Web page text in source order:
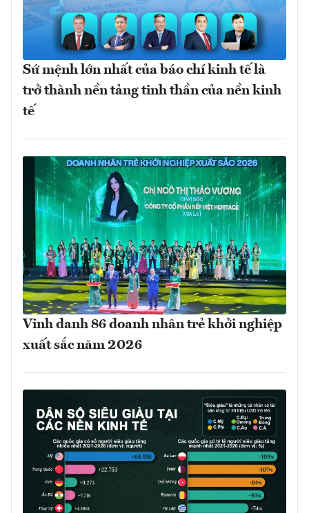
Sứ mệnh lớn nhất của báo chí kinh tế là
trở thành nền tảng tinh thần của nền kinh
tế
Vinh danh 86 doanh nhân trẻ khởi nghiệp
xuất sắc năm 2026